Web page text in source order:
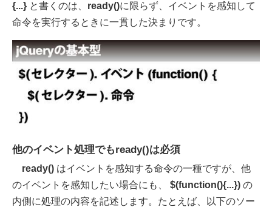
{...} と書くのは、 ready()に限らず、イベントを感知して
命令を実行するときに一貫した決まりです。
他のイベント処理でもready()は必須
ready() はイベントを感知する命令の一種ですが、他
のイベントを感知したい場合にも、
$(function(){...}) の
内側に処理の内容を記述します。たとえば、以下のソー